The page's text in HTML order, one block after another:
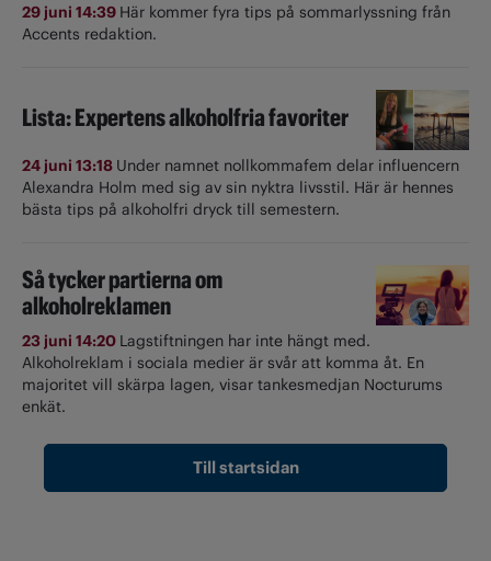
29 juni 14:39 Här kommer fyra tips på sommarlyssning från
Accents redaktion.
Lista: Expertens alkoholfria favoriter
24 juni 13:18 Under namnet nollkommafem delar influencern
Alexandra Holm med sig av sin nyktra livsstil. Här är hennes
bästa tips på alkoholfri dryck till semestern.
Så tycker partierna om
alkoholreklamen
23 juni 14:20 Lagstiftningen har inte hängt med.
Alkoholreklam i sociala medier är svår att komma åt. En
majoritet vill skärpa lagen, visar tankesmedjan Nocturums
enkät.
Till startsidan